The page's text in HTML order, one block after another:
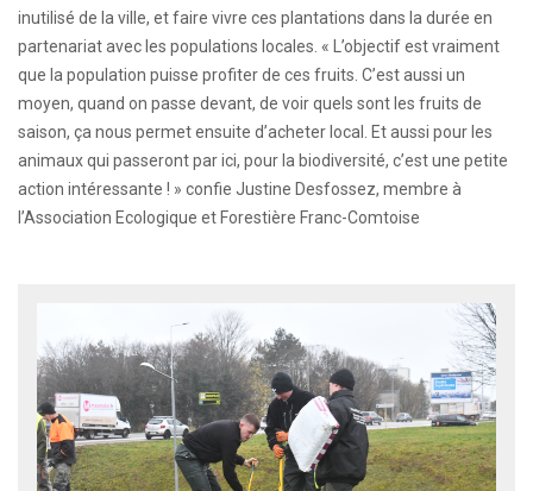
inutilisé de la ville, et faire vivre ces plantations dans la durée en
partenariat avec les populations locales. « L’objectif est vraiment
que la population puisse profiter de ces fruits. C’est aussi un
moyen, quand on passe devant, de voir quels sont les fruits de
saison, ça nous permet ensuite d’acheter local. Et aussi pour les
animaux qui passeront par ici, pour la biodiversité, c’est une petite
action intéressante ! » confie Justine Desfossez, membre à
l’Association Ecologique et Forestière Franc-Comtoise